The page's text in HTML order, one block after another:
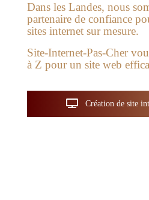
Dans les Landes, nous
partenaire de confiance
sites internet sur mesure.
Site-Internet-Pas-Cher
à Z pour un site web
Création de site